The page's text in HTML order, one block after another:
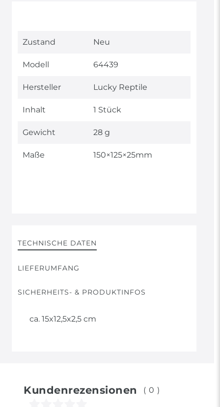
Technisches
Wert
Zustand Neu
Modell 64439
Hersteller Lucky Reptile
Inhalt 1 Stück
Gewicht 28 g
Maße 150×125×25mm
TECHNISCHE DATEN
LIEFERUMFANG
SICHERHEITS- & PRODUKTINFOS
ca. 15x12,5x2,5 cm
Kundenrezensionen (0)